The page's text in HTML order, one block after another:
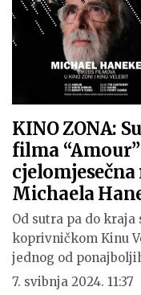
KINO ZONA:
filma
Michaela
Od sutra pa do
koprivničkom Kinu
jednog od
7. svibnja 2024. 11:37